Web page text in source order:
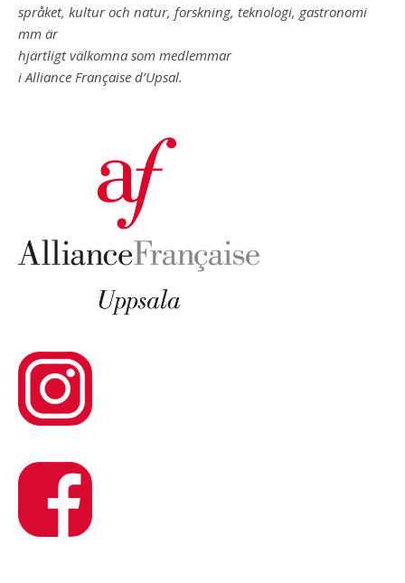
språket, kultur och natur, forskning, teknologi, gastronomi
mm är
hjärtligt välkomna som medlemmar
i Alliance Française d’Upsal.